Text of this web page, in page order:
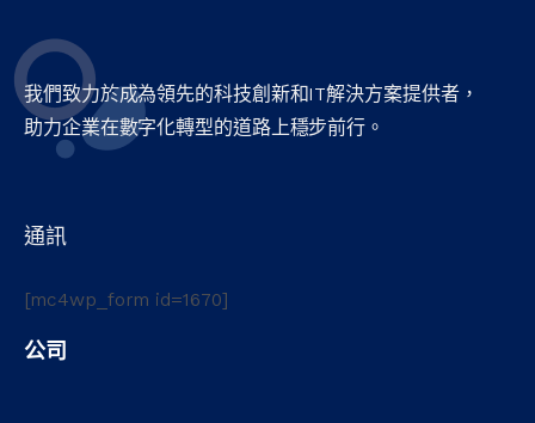
我們致力於成為領先的科技創新和IT解決方案提供者，
助力企業在數字化轉型的道路上穩步前行。
通訊
[mc4wp_form id=1670]
公司